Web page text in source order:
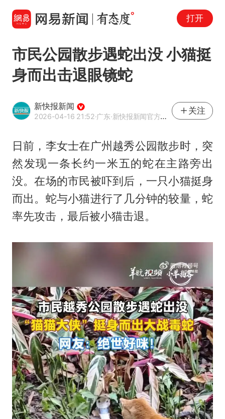
打开
市民公园散步遇蛇出没 小猫挺
身而出击退眼镜蛇
新快报新闻
2026-04-16 21:52·广东·新快报新闻官方网易号
关注
日前，李女士在广州越秀公园散步时，突
然发现一条长约一米五的蛇在主路旁出
没。在场的市民被吓到后，一只小猫挺身
而出。蛇与小猫进行了几分钟的较量，蛇
率先攻击，最后被小猫击退。